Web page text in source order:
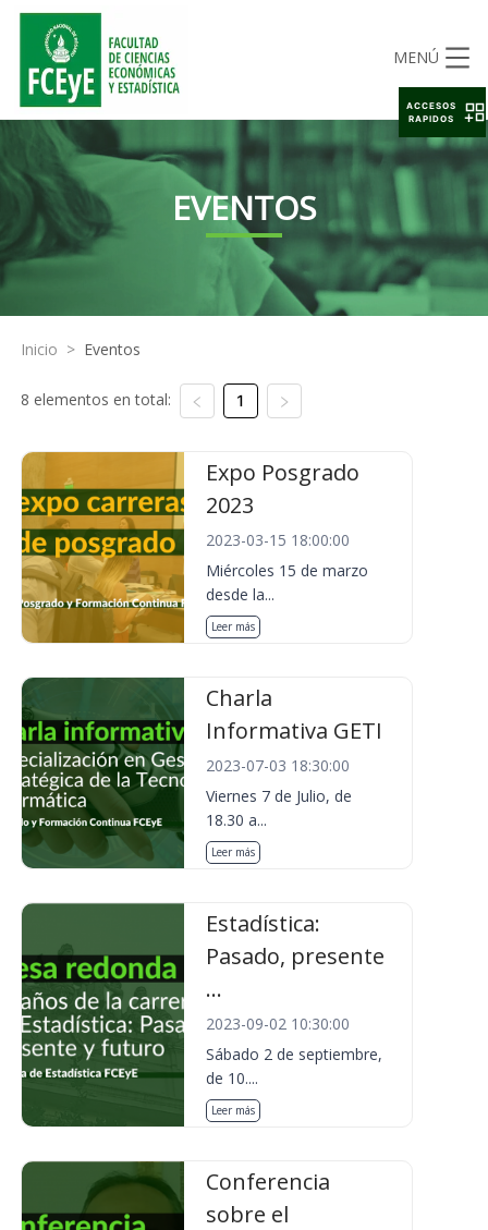
MENÚ
EVENTOS
Inicio > Eventos
8 elementos en total: 1
Expo Posgrado
2023
2023-03-15 18:00:00
Miércoles 15 de marzo
desde la...
Leer más
Charla
Informativa GETI
2023-07-03 18:30:00
Viernes 7 de Julio, de
18.30 a...
Leer más
Estadística:
Pasado, presente
...
2023-09-02 10:30:00
Sábado 2 de septiembre,
de 10....
Leer más
Conferencia
sobre el
ACCESOS
RAPIDOS